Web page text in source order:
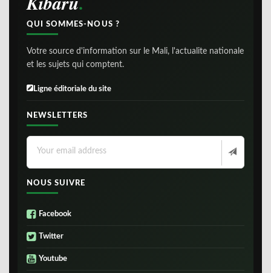
QUI SOMMES-NOUS ?
Votre source d'information sur le Mali, l'actualite nationale
et les sujets qui comptent.
Ligne éditoriale du site
NEWSLETTERS
NOUS SUIVRE
Facebook
Twitter
Youtube